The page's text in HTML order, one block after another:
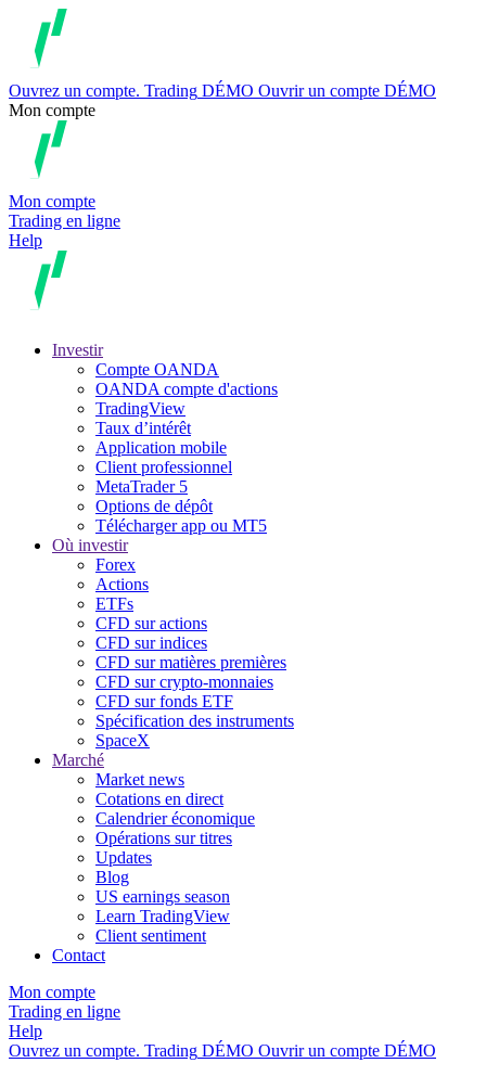
Ouvrez un compte. Trading DÉMO Ouvrir un compte DÉMO
Mon compte
Mon compte
Trading en ligne
Help
Investir
Compte OANDA
OANDA compte d'actions
TradingView
Taux d’intérêt
Application mobile
Client professionnel
MetaTrader 5
Options de dépôt
Télécharger app ou MT5
Où investir
Forex
Actions
ETFs
CFD sur actions
CFD sur indices
CFD sur matières premières
CFD sur crypto-monnaies
CFD sur fonds ETF
Spécification des instruments
SpaceX
Marché
Market news
Cotations en direct
Calendrier économique
Opérations sur titres
Updates
Blog
US earnings season
Learn TradingView
Client sentiment
Contact
Mon compte
Trading en ligne
Help
Ouvrez un compte. Trading DÉMO Ouvrir un compte DÉMO